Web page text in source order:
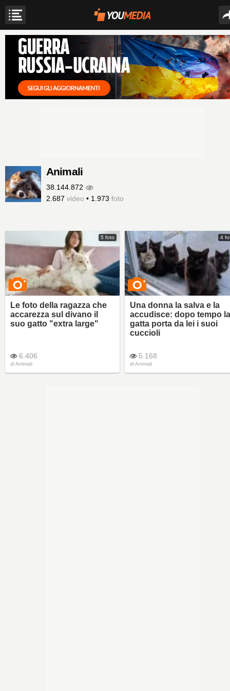
Animali
38.144.872
2.687 video • 1.973 foto
5 foto
Le foto della ragazza che
accarezza sul divano il
suo gatto "extra large"
6.406
diAnimali
4
Una donna la salva e la
accudisce: dopo tempo la
gatta porta da lei i suoi
cuccioli
5.168
diAnimali